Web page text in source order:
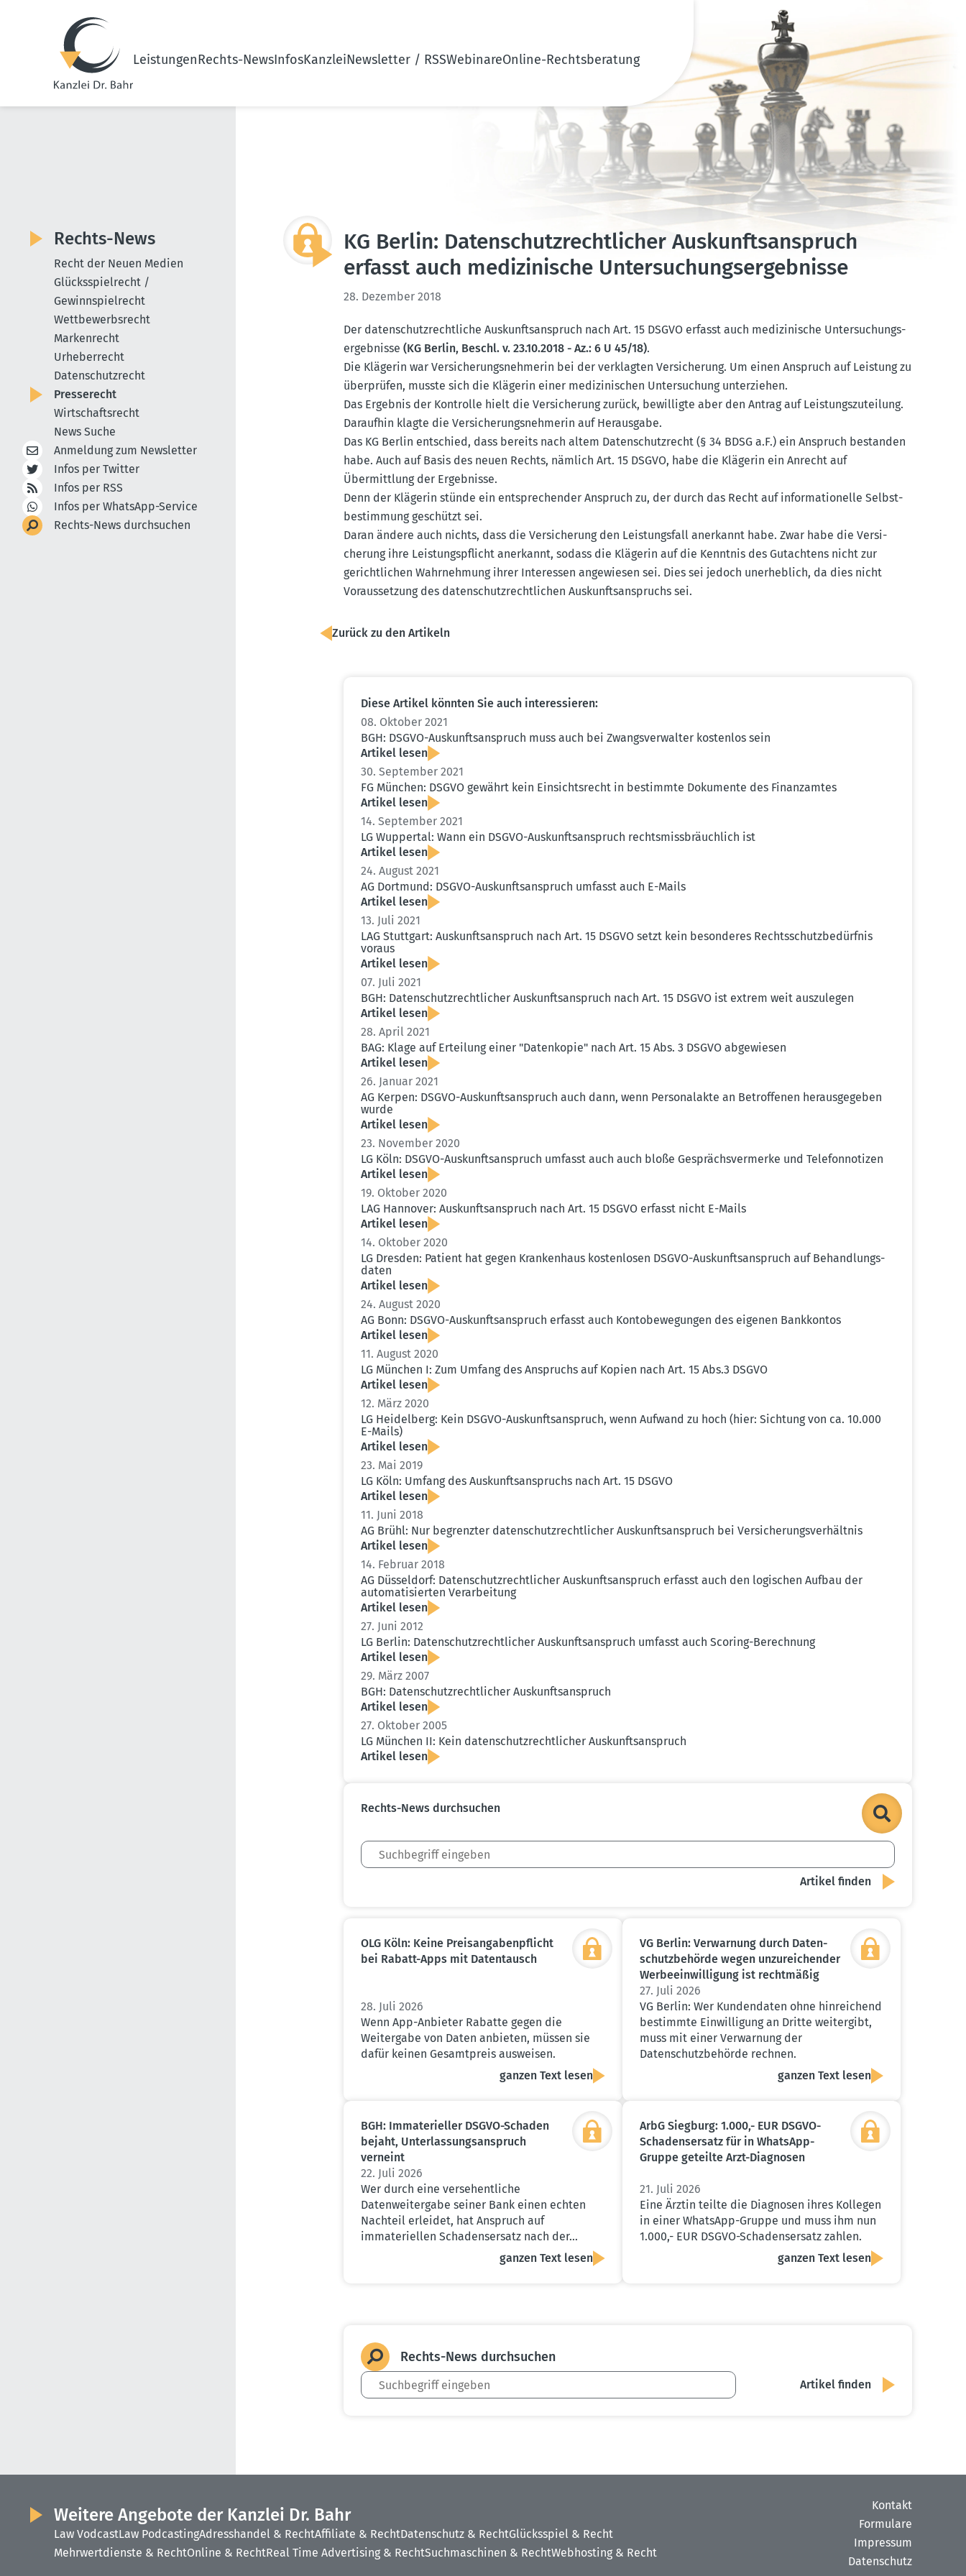
LeistungenRechts-NewsInfosKanzleiNewsletter / RSSWebinareOnline-Rechtsberatung
KG Berlin: Daten­schutz­recht­licher Auskunfts­an­spruch
erfasst auch medizi­nische Unter­su­chungs­er­geb­nisse
28. Dezember 2018
Der daten­schutz­recht­liche Auskunfts­an­spruch nach Art. 15 DSGVO erfasst auch medizi­nische Unter­su­chungs­
er­geb­nisse(KG Berlin, Beschl. v. 23.10.2018 - Az.: 6 U 45/18).
Die Klägerin war Versi­che­rungs­neh­merin bei der verklagten Versi­cherung. Um einen Anspruch auf Leistung zu
überprüfen, musste sich die Klägerin einer medizi­ni­schen Unter­su­chung unter­ziehen.
Das Ergebnis der Kontrolle hielt die Versi­cherung zurück, bewil­ligte aber den Antrag auf Leistungs­zu­teilung.
Daraufhin klagte die Versi­che­rungs­neh­merin auf Herausgabe.
Das KG Berlin entschied, dass bereits nach altem Daten­schutz­recht (§ 34 BDSG a.F.) ein Anspruch bestanden
habe. Auch auf Basis des neuen Rechts, nämlich Art. 15 DSGVO, habe die Klägerin ein Anrecht auf
Übermittlung der Ergeb­nisse.
Denn der Klägerin stünde ein entspre­chender Anspruch zu, der durch das Recht auf infor­ma­tio­nelle Selbst­
be­stimmung geschützt sei.
Daran ändere auch nichts, dass die Versi­cherung den Leistungsfall anerkannt habe. Zwar habe die Versi­
cherung ihre Leistungs­pflicht anerkannt, sodass die Klägerin auf die Kenntnis des Gutachtens nicht zur
gericht­lichen Wahrnehmung ihrer Inter­essen angewiesen sei. Dies sei jedoch unerheblich, da dies nicht
Voraus­setzung des daten­schutz­recht­lichen Auskunfts­an­spruchs sei.
Zurück zu den Artikeln
Diese Artikel könnten Sie auch inter­es­sieren:
08. Oktober 2021
BGH: DSGVO-Auskunfts­an­spruch muss auch bei Zwangs­ver­walter kostenlos sein
Artikel lesen
30. September 2021
FG München: DSGVO gewährt kein Einsichts­recht in bestimmte Dokumente des Finanz­amtes
Artikel lesen
14. September 2021
LG Wuppertal: Wann ein DSGVO-Auskunfts­an­spruch rechts­miss­bräuchlich ist
Artikel lesen
24. August 2021
AG Dortmund: DSGVO-Auskunfts­an­spruch umfasst auch E-Mails
Artikel lesen
13. Juli 2021
LAG Stuttgart: Auskunfts­an­spruch nach Art. 15 DSGVO setzt kein beson­deres Rechts­schutz­be­dürfnis
voraus
Artikel lesen
07. Juli 2021
BGH: Daten­schutz­recht­licher Auskunfts­an­spruch nach Art. 15 DSGVO ist extrem weit auszu­legen
Artikel lesen
28. April 2021
BAG: Klage auf Erteilung einer "Daten­kopie" nach Art. 15 Abs. 3 DSGVO abgewiesen
Artikel lesen
26. Januar 2021
AG Kerpen: DSGVO-Auskunfts­an­spruch auch dann, wenn Perso­nalakte an Betrof­fenen heraus­ge­geben
wurde
Artikel lesen
23. November 2020
LG Köln: DSGVO-Auskunfts­an­spruch umfasst auch auch bloße Gesprächs­ver­merke und Telefon­no­tizen
Artikel lesen
19. Oktober 2020
LAG Hannover: Auskunfts­an­spruch nach Art. 15 DSGVO erfasst nicht E-Mails
Artikel lesen
14. Oktober 2020
LG Dresden: Patient hat gegen Krankenhaus kosten­losen DSGVO-Auskunfts­an­spruch auf Behand­lungs­
daten
Artikel lesen
24. August 2020
AG Bonn: DSGVO-Auskunfts­an­spruch erfasst auch Konto­be­we­gungen des eigenen Bankkontos
Artikel lesen
11. August 2020
LG München I: Zum Umfang des Anspruchs auf Kopien nach Art. 15 Abs.3 DSGVO
Artikel lesen
12. März 2020
LG Heidelberg: Kein DSGVO-Auskunfts­an­spruch, wenn Aufwand zu hoch (hier: Sichtung von ca. 10.000
E-Mails)
Artikel lesen
23. Mai 2019
LG Köln: Umfang des Auskunfts­an­spruchs nach Art. 15 DSGVO
Artikel lesen
11. Juni 2018
AG Brühl: Nur begrenzter daten­schutz­recht­licher Auskunfts­an­spruch bei Versi­che­rungs­ver­hältnis
Artikel lesen
14. Februar 2018
AG Düsseldorf: Daten­schutz­recht­licher Auskunfts­an­spruch erfasst auch den logischen Aufbau der
automa­ti­sierten Verar­beitung
Artikel lesen
27. Juni 2012
LG Berlin: Daten­schutz­recht­licher Auskunfts­an­spruch umfasst auch Scoring-Berechnung
Artikel lesen
29. März 2007
BGH: Daten­schutz­recht­licher Auskunfts­an­spruch
Artikel lesen
27. Oktober 2005
LG München II: Kein daten­schutz­recht­licher Auskunfts­an­spruch
Artikel lesen
Rechts-News durch­suchen
OLG Köln: Keine Preis­an­ga­ben­pflicht
bei Rabatt-Apps mit Daten­tausch
28. Juli 2026
Wenn App-Anbieter Rabatte gegen die
Weitergabe von Daten anbieten, müssen sie
dafür keinen Gesamtpreis ausweisen.
ganzen Text lesen
VG Berlin: Verwarnung durch Daten­
schutz­be­hörde wegen unzurei­chender
Werbe­ein­wil­ligung ist recht­mäßig
27. Juli 2026
VG Berlin: Wer Kundendaten ohne hinreichend
bestimmte Einwilligung an Dritte weitergibt,
muss mit einer Verwarnung der
Datenschutzbehörde rechnen.
ganzen Text lesen
BGH: Immate­ri­eller DSGVO-Schaden
bejaht, Unter­las­sungs­an­spruch
verneint
22. Juli 2026
Wer durch eine versehentliche
Datenweitergabe seiner Bank einen echten
Nachteil erleidet, hat Anspruch auf
immateriellen Schadensersatz nach der…
ganzen Text lesen
ArbG Siegburg: 1.000,- EUR DSGVO-
Schadens­ersatz für in WhatsApp-
Gruppe geteilte Arzt-Diagnosen
21. Juli 2026
Eine Ärztin teilte die Diagnosen ihres Kollegen
in einer WhatsApp-Gruppe und muss ihm nun
1.000,- EUR DSGVO-Schadensersatz zahlen.
ganzen Text lesen
Rechts-News durch­suchen
Rechts-News
Recht der Neuen Medien
Glücksspielrecht /
Gewinnspielrecht
Wettbewerbsrecht
Markenrecht
Urheberrecht
Datenschutzrecht
Presserecht
Wirtschaftsrecht
News Suche
Anmeldung zum Newsletter
Infos per Twitter
Infos per RSS
Infos per WhatsApp-Service
Rechts-News durchsuchen
Weitere Angebote der Kanzlei Dr. Bahr
Law VodcastLaw PodcastingAdresshandel & RechtAffiliate & RechtDatenschutz & RechtGlücksspiel & Recht
Mehrwertdienste & RechtOnline & RechtReal Time Advertising & RechtSuchmaschinen & RechtWebhosting & Recht
Kontakt
Formulare
Impressum
Datenschutz